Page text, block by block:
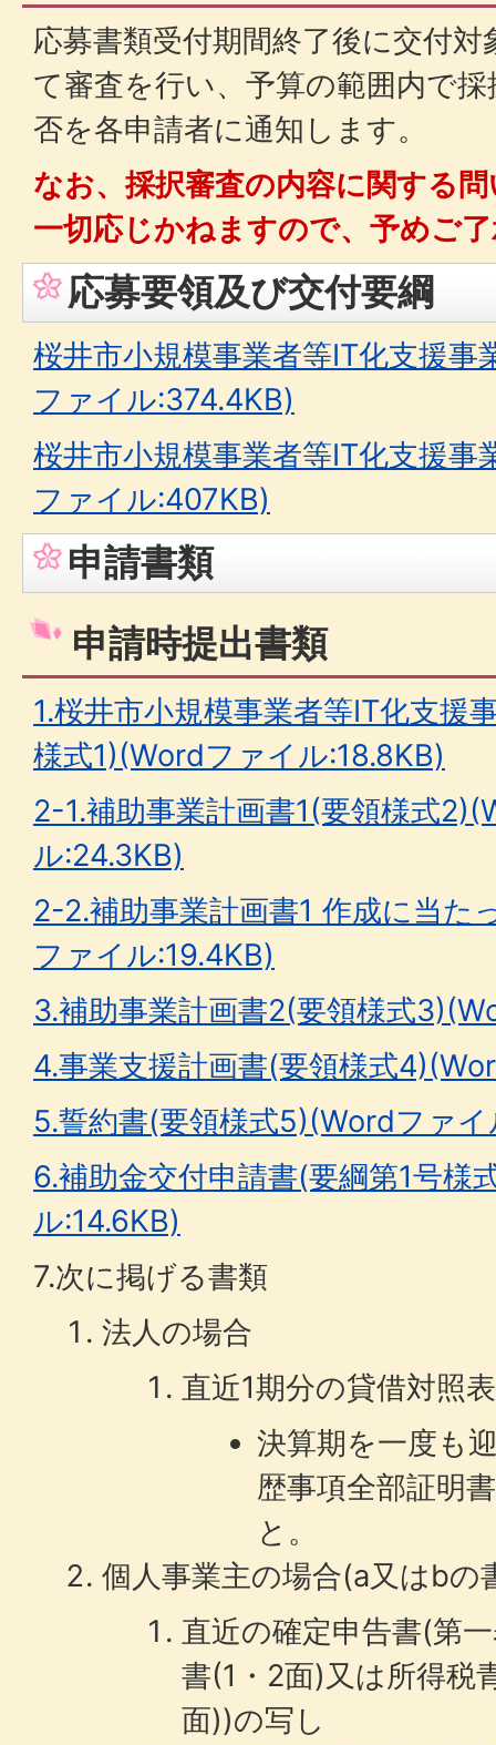
応募書類受付期間終了後に交付
て審査を行い、予算の範囲内で
否を各申請者に通知します。
なお、採択審査の内容に関する
一切応じかねますので、予めご
応募要領及び交付要綱
桜井市小規模事業者等IT化支援事
ファイル:374.4KB)
桜井市小規模事業者等IT化支援事
ファイル:407KB)
申請書類
申請時提出書類
1.桜井市小規模事業者等IT化支援
様式1)(Wordファイル:18.8KB)
2-1.補助事業計画書1(要領様式
ル:24.3KB)
2-2.補助事業計画書1 作成に当た
ファイル:19.4KB)
3.補助事業計画書2(要領様式
4.事業支援計画書(要領様式
5.誓約書(要領様式5)(Wordファイ
6.補助金交付申請書(要綱第1号様
ル:14.6KB)
7.次に掲げる書類
法人の場合
直近1期分の貸借対照
決算期を一度も
歴事項全部証明
と。
個人事業主の場合(a又はbの
直近の確定申告書(第
書(1・2面)又は所得税
面))の写し